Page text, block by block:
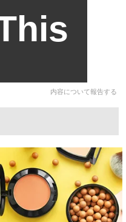
内容について報告する